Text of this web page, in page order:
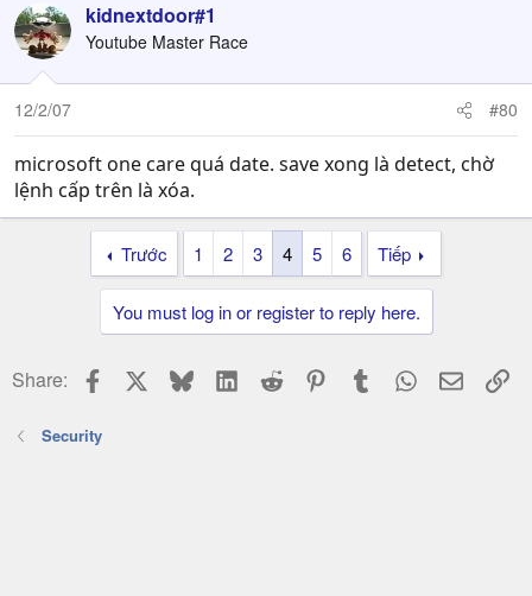
kidnextdoor#1
Youtube Master Race
12/2/07 #80
microsoft one care quá date. save xong là detect, chờ
lệnh cấp trên là xóa.
Trước 1 2 3 4 5 6 Tiếp
You must log in or register to reply here.
Share: Facebook BlueskyLinkedIn
Reddit PinterestTumblr WhatsApp
Email
Security